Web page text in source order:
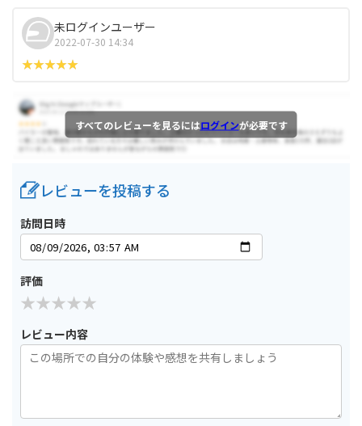
未ログインユーザー
2022-07-30 14:34
すべてのレビューを見るにはログインが必要です
レビューを投稿する
訪問日時
評価
レビュー内容